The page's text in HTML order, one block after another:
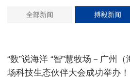
全部新闻 搏毅新闻
“数”说海洋 “智”慧牧场－广州
场科技生态伙伴大会成功举办！